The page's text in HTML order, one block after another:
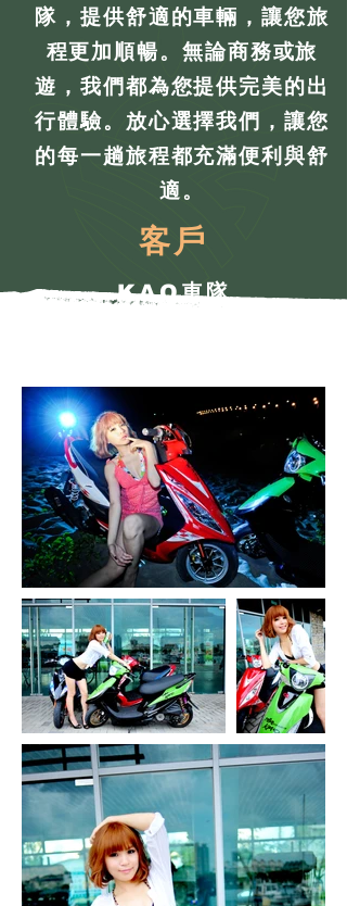
隊，提供舒適的車輛，讓您旅
程更加順暢。無論商務或旅
遊，我們都為您提供完美的出
行體驗。放心選擇我們，讓您
的每一趟旅程都充滿便利與舒
適。
客戶
KAO車隊